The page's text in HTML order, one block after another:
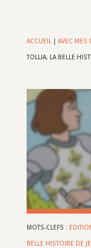
ACCUEIL| AVEC MES
TOLLIA, LA BELLE
MOTS-CLEFS :
BELLE HISTOIRE DE